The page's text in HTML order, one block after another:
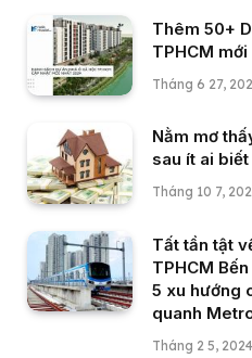
Thêm 50+
TPHCM
Tháng 6 27,
Nằm mơ
sau ít ai biết
Tháng 10 7,
Tất tần tật
TPHCM
5 xu hướng
quanh
Tháng 2 5, 2024